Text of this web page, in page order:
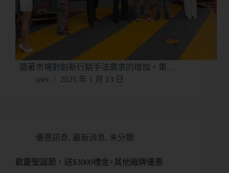
隨著市場對創新行銷手法需求的增加，東…
user
2025 年 1 月 13 日
優惠訊息, 最新消息, 未分類
歡慶聖誕節，送$3000禮金+其他廠牌優惠